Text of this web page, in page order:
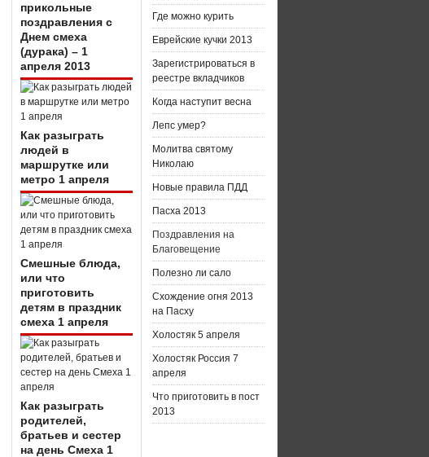
прикольные
поздравления с
Днем смеха
(дурака) – 1
апреля 2013
Как разыграть
людей в
маршрутке или
метро 1 апреля
Смешные блюда,
или что
приготовить
детям в праздник
смеха 1 апреля
Как разыграть
родителей,
братьев и сестер
на день Смеха 1
Где можно курить
Еврейские кучки 2013
Зарегистрироваться в
реестре вкладчиков
Когда наступит весна
Лепс умер?
Молитва святому
Николаю
Новые правила ПДД
Пасха 2013
Поздравления на
Благовещение
Полезно ли сало
Схождение огня 2013
на Пасху
Холостяк 5 апреля
Холостяк Россия 7
апреля
Что приготовить в пост
2013